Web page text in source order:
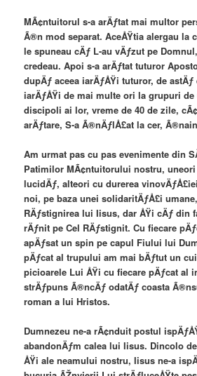
MÃ¢ntuitorul s-a arÄƒtat mai multor
Ã®n mod separat. AceÅŸtia alergau la
le spuneau cÄƒ L-au vÄƒzut pe
credeau. Apoi s-a arÄƒtat tuturor
dupÄƒ aceea iarÄƒÅŸi tuturor, de
iarÄƒÅŸi de mai multe ori la grupuri
discipoli ai lor, vreme de 40 de zile,
arÄƒtare, S-a Ã®nÄƒlÅ£at la cer,
Am urmat pas cu pas evenimente din
Patimilor MÃ¢ntuitorului nostru,
lucidÄƒ, alteori cu durerea
noi, pe baza unei solidaritÄƒÅ£i
RÄƒstignirea lui Iisus, dar ÅŸi cÄƒ din
rÄƒnit pe Cel RÄƒstignit. Cu fiecare
apÄƒsat un spin pe capul Fiului lui
pÄƒcat al trupului am mai bÄƒtut un
picioarele Lui ÅŸi cu fiecare pÄƒcat al
strÄƒpuns Ã®ncÄƒ odatÄƒ coasta
roman a lui Hristos.
Dumnezeu ne-a rÃ¢nduit postul
abandonÄƒm calea lui Iisus. Dincolo
ÅŸi ale neamului nostru, Iisus ne-a